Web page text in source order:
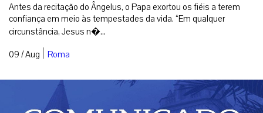
Antes da recitação do Ângelus, o Papa exortou os fiéis a terem
confiança em meio às tempestades da vida. “Em qualquer
circunstância, Jesus n�...
09 / Aug | Roma